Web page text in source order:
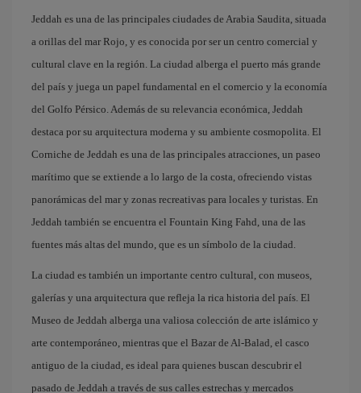
Jeddah es una de las principales ciudades de Arabia Saudita, situada
a orillas del mar Rojo, y es conocida por ser un centro comercial y
cultural clave en la región. La ciudad alberga el puerto más grande
del país y juega un papel fundamental en el comercio y la economía
del Golfo Pérsico. Además de su relevancia económica, Jeddah
destaca por su arquitectura moderna y su ambiente cosmopolita. El
Corniche de Jeddah es una de las principales atracciones, un paseo
marítimo que se extiende a lo largo de la costa, ofreciendo vistas
panorámicas del mar y zonas recreativas para locales y turistas. En
Jeddah también se encuentra el Fountain King Fahd, una de las
fuentes más altas del mundo, que es un símbolo de la ciudad.
La ciudad es también un importante centro cultural, con museos,
galerías y una arquitectura que refleja la rica historia del país. El
Museo de Jeddah alberga una valiosa colección de arte islámico y
arte contemporáneo, mientras que el Bazar de Al-Balad, el casco
antiguo de la ciudad, es ideal para quienes buscan descubrir el
pasado de Jeddah a través de sus calles estrechas y mercados